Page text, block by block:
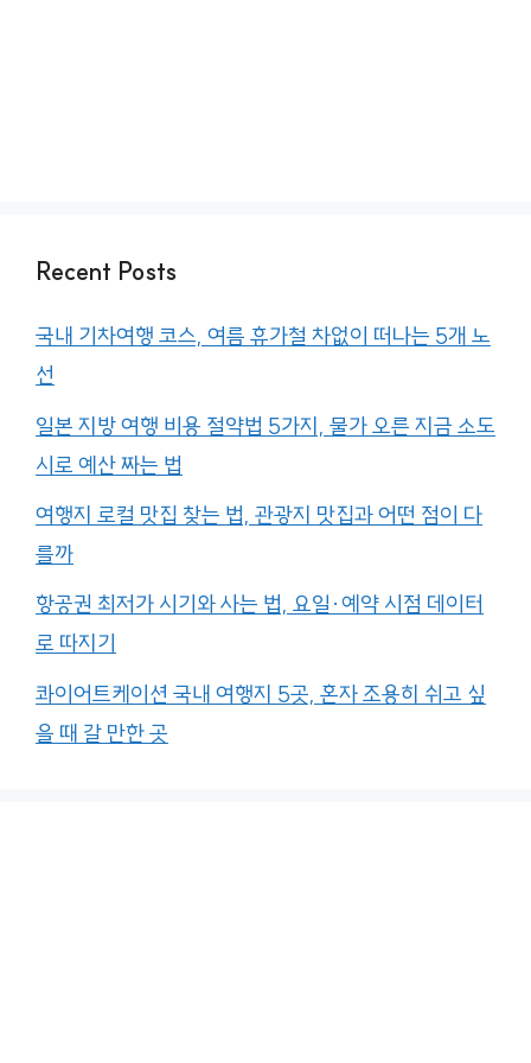
Recent Posts
국내 기차여행 코스, 여름 휴가철 차없이 떠나는 5개 노
선
일본 지방 여행 비용 절약법 5가지, 물가 오른 지금 소도
시로 예산 짜는 법
여행지 로컬 맛집 찾는 법, 관광지 맛집과 어떤 점이 다
를까
항공권 최저가 시기와 사는 법, 요일·예약 시점 데이터
로 따지기
콰이어트케이션 국내 여행지 5곳, 혼자 조용히 쉬고 싶
을 때 갈 만한 곳